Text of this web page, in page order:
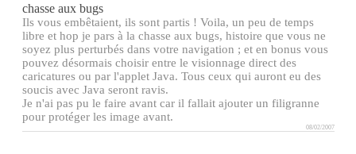
chasse aux bugs
Ils vous embêtaient, ils sont partis ! Voila, un peu de temps
libre et hop je pars à la chasse aux bugs, histoire que vous ne
soyez plus perturbés dans votre navigation ; et en bonus vous
pouvez désormais choisir entre le visionnage direct des
caricatures ou par l'applet Java. Tous ceux qui auront eu des
soucis avec Java seront ravis.
Je n'ai pas pu le faire avant car il fallait ajouter un filigranne
pour protéger les image avant.
08/02/2007